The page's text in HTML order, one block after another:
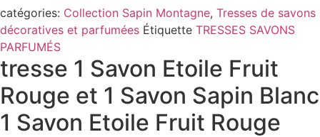
catégories: Collection Sapin Montagne, Tresses de savons
décoratives et parfumées Étiquette TRESSES SAVONS
PARFUMÉS
tresse 1 Savon Etoile Fruit
Rouge et 1 Savon Sapin Blanc
1 Savon Etoile Fruit Rouge